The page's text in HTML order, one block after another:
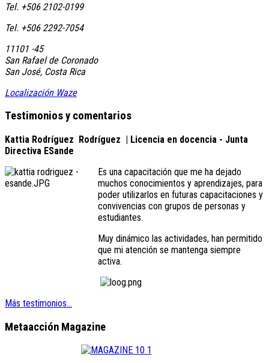
Tel. +506 2102-0199
Tel. +506 2292-7054
11101 -45
San Rafael de Coronado
San José, Costa Rica
Localización Waze
Testimonios y comentarios
Kattia Rodríguez Rodríguez | Licencia en docencia - Junta
Directiva ESande
Es una capacitación que me ha dejado
muchos conocimientos y aprendizajes, para
poder utilizarlos en futuras capacitaciones y
convivencias con grupos de personas y
estudiantes.
Muy dinámico las actividades, han permitido
que mi atención se mantenga siempre
activa.
Más testimonios...
Metaacción Magazine